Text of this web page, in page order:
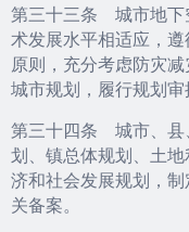
第三十三条 城市地下
术发展水平相适应，
原则，充分考虑防灾
城市规划，履行规划审
第三十四条 城市、县
划、镇总体规划、土
济和社会发展规划，
关备案。